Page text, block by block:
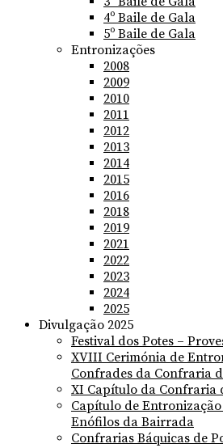
4º Baile de Gala
5º Baile de Gala
Entronizações
2008
2009
2010
2011
2012
2013
2014
2015
2016
2018
2019
2021
2022
2023
2024
2025
Divulgação 2025
Festival dos Potes –
XVIII Cerimónia de
Confrades da Confraria
XI Capítulo da Confraria
Capítulo de
Enófilos da Bairrada
Confrarias Báquicas de